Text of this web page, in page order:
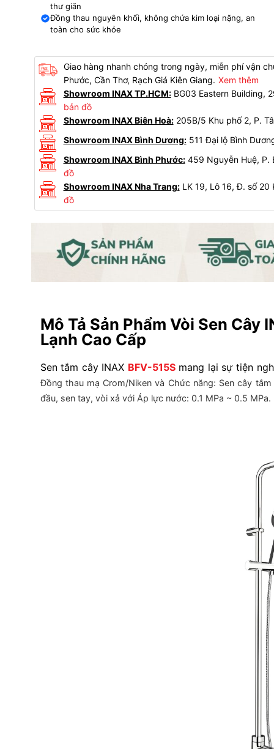
thư giãn
Đồng thau nguyên khối, không chứa kim loại nặng, an
toàn cho sức khỏe
Giao hàng nhanh chóng trong ngày, miễn phí vận
Phước, Cần Thơ, Rạch Giá Kiên Giang. Xem thêm
Showroom INAX TP.HCM:BG03 Eastern Building,
bản đồ
Showroom INAX Biên Hoà:205B/5 Khu phố 2, P.
Showroom INAX Bình Dương:511 Đại lộ Bình
Showroom INAX Bình Phước:459 Nguyễn Huệ, P.
đồ
Showroom INAX Nha Trang:LK 19, Lô 16, Đ. số 20
đồ
Mô Tả Sản Phẩm Vòi Sen Cây
Lạnh Cao Cấp
Sen tắm cây INAX BFV-515Smang lại sự tiện
Đồng thau mạ Crom/Niken và Chức năng: Sen cây
đầu, sen tay, vòi xả với Áp lực nước: 0.1 MPa ~ 0.5 MPa.